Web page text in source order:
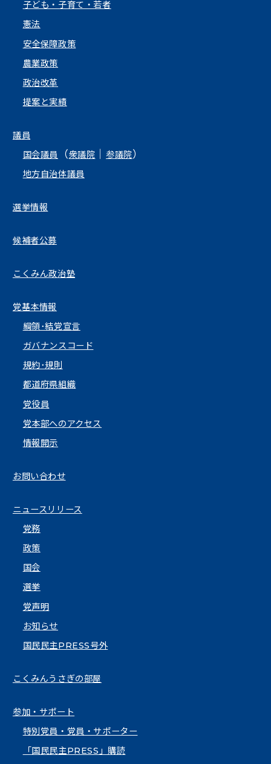
子ども・子育て・若者
憲法
安全保障政策
農業政策
政治改革
提案と実績
議員
国会議員
（衆議院 ｜参議院）
地方自治体議員
選挙情報
候補者公募
こくみん政治塾
党基本情報
綱領･結党宣言
ガバナンスコード
規約･規則
都道府県組織
党役員
党本部へのアクセス
情報開示
お問い合わせ
ニュースリリース
党務
政策
国会
選挙
党声明
お知らせ
国民民主PRESS号外
こくみんうさぎの部屋
参加・サポート
特別党員・党員・サポーター
「国民民主PRESS」購読